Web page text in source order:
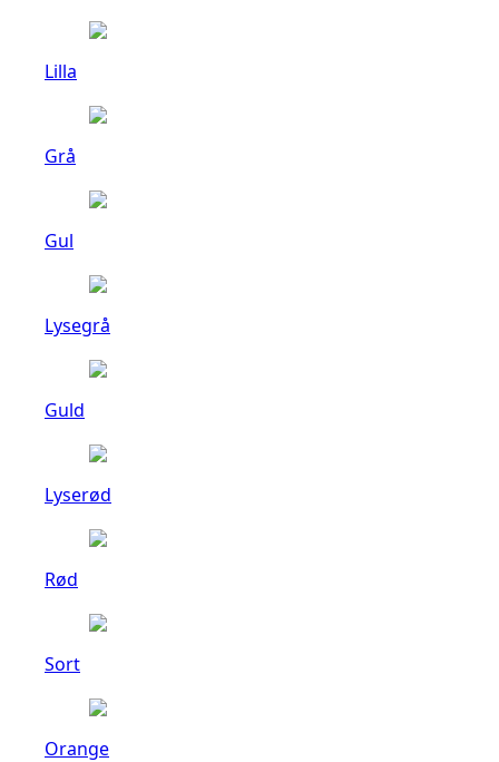
Lilla
Grå
Gul
Lysegrå
Guld
Lyserød
Rød
Sort
Orange